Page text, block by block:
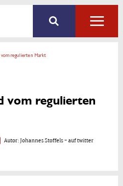
regulierten Markt
vom regulierten
Autor:Johannes Stoffels- auf twitter